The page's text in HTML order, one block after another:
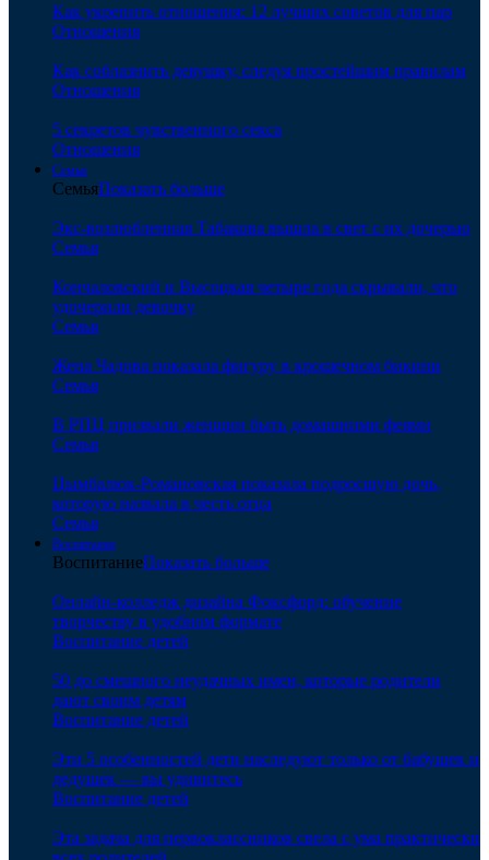
Как укрепить отношения: 12 лучших советов для пар
Отношения
Как соблазнить девушку, следуя простейшим правилам
Отношения
5 секретов чувственного секса
Отношения
Семья
СемьяПоказать больше
Экс-возлюбленная Табакова вышла в свет с их дочерью
Семья
Кончаловский и Высоцкая четыре года скрывали, что
удочерили девочку
Семья
Жена Чадова показала фигуру в крошечном бикини
Семья
В РПЦ призвали женщин быть домашними феями
Семья
Цымбалюк-Романовская показала подросшую дочь,
которую назвала в честь отца
Семья
Воспитание
ВоспитаниеПоказать больше
Онлайн-колледж дизайна Фоксфорд: обучение
творчеству в удобном формате
Воспитание детей
50 до смешного неудачных имен, которые родители
дают своим детям
Воспитание детей
Эти 5 особенностей дети наследуют только от бабушек и
дедушек — вы удивитесь
Воспитание детей
Эта задача для первоклассников свела с ума практически